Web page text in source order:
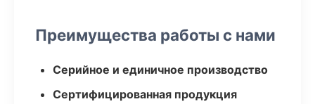
Преимущества работы с нами
Серийное и единичное производство
Сертифицированная продукция